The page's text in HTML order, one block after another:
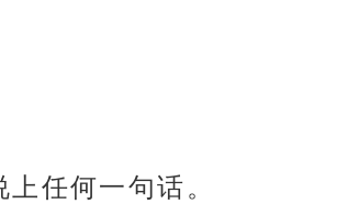
任何一句话。